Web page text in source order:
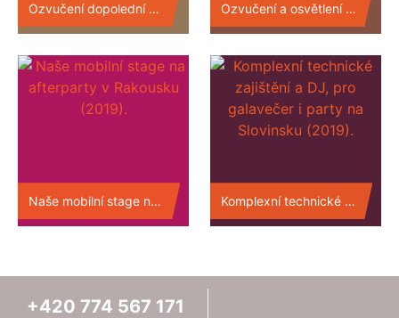
Ozvučení dopolední konference v Polsku (2019). Ozvučení a osvětlení galavečera v Polsku, včetně afterparty (2019).
Naše mobilní stage na afterparty v Rakousku (2019). Komplexní technické zajištění a DJ, pro galavečer i party na Slovinsku (2019).
+420 774 567 171